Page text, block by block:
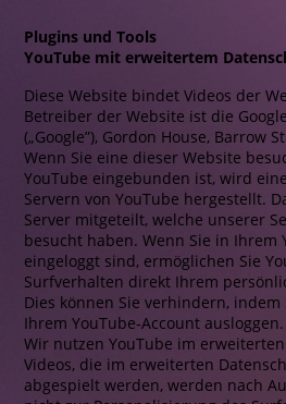
Plugins und Tools
YouTube mit erweitertem
Diese Website bindet Videos der
Betreiber der Website ist die
(„Google”), Gordon House, Barrow
Wenn Sie eine dieser Website
YouTube eingebunden ist, wird
Servern von YouTube hergestellt.
Server mitgeteilt, welche unserer
besucht haben. Wenn Sie in Ihrem
eingeloggt sind, ermöglichen Sie
Surfverhalten direkt Ihrem
Dies können Sie verhindern, indem
Ihrem YouTube-Account ausloggen.
Wir nutzen YouTube im
Videos, die im erweiterten
abgespielt werden, werden nach